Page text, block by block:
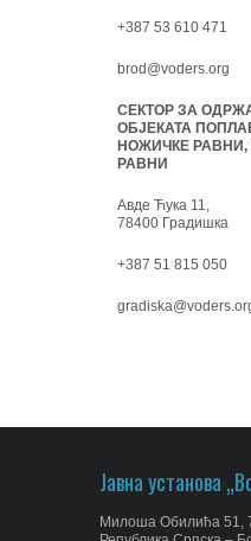
+387 53 610 471
brod@voders.org
СЕКТОР ЗА
ОБЈЕКАТА
НОЖИЧКЕ РАВНИ,
РАВНИ
Авде Ћука 11,
78400 Градишка
+387 51 815 050
Јавна установа
Милоша Обилића 51,